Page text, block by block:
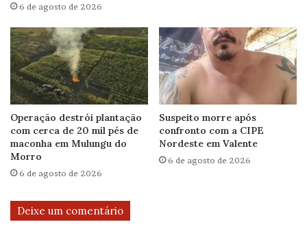
6 de agosto de 2026
Operação destrói plantação
com cerca de 20 mil pés de
maconha em Mulungu do
Morro
6 de agosto de 2026
Suspeito morre após
confronto com a CIPE
Nordeste em Valente
6 de agosto de 2026
Deixe um comentário